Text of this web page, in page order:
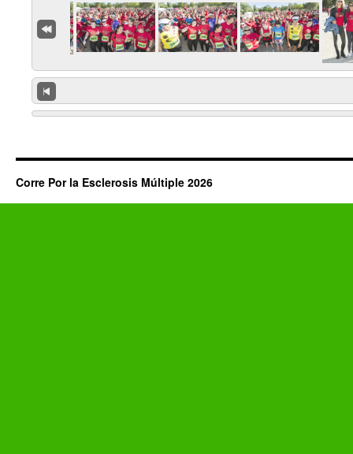
Corre Por la Esclerosis Múltiple 2026